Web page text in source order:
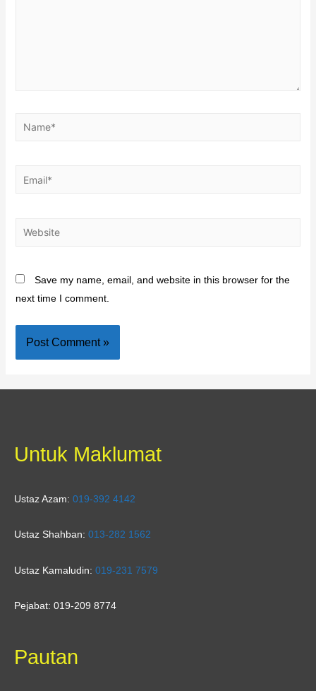
Save my name, email, and website in this browser for the
next time I comment.
Untuk Maklumat
Ustaz Azam: 019-392 4142
Ustaz Shahban: 013-282 1562
Ustaz Kamaludin: 019-231 7579
Pejabat: 019-209 8774
Pautan